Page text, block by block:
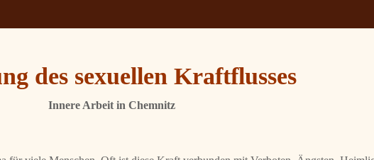
des sexuellen Kraftflusses
Innere Arbeit in Chemnitz